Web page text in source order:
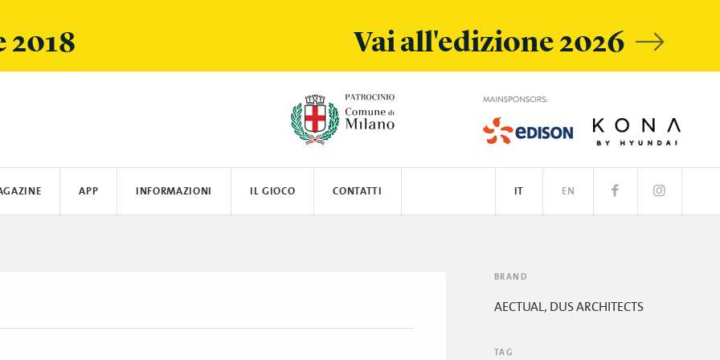
Vai all'edizione 2026
APP INFORMAZIONI IL GIOCO CONTATTI EN
IT
BRAND
AECTUAL, DUS ARCHITECTS
TAG